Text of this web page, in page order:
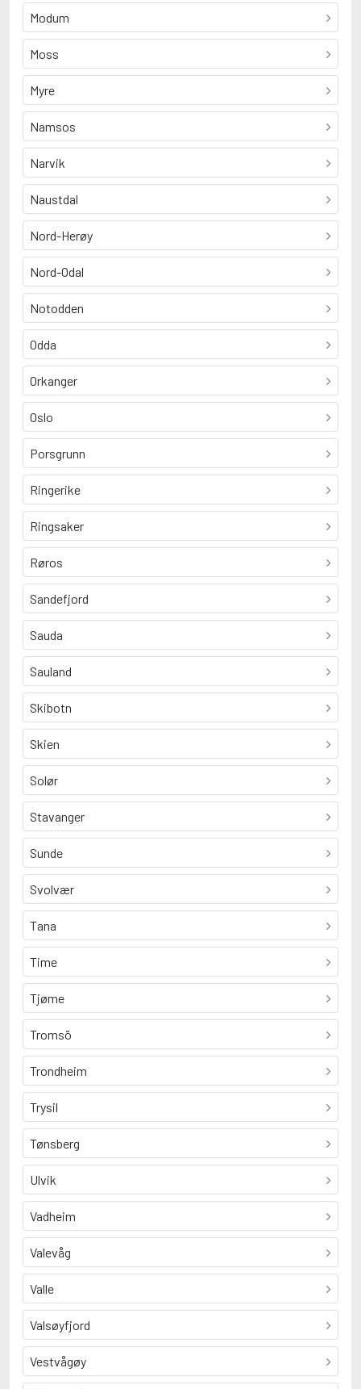
Modum
Moss
Myre
Namsos
Narvik
Naustdal
Nord-Herøy
Nord-Odal
Notodden
Odda
Orkanger
Oslo
Porsgrunn
Ringerike
Ringsaker
Røros
Sandefjord
Sauda
Sauland
Skibotn
Skien
Solør
Stavanger
Sunde
Svolvær
Tana
Time
Tjøme
Tromsö
Trondheim
Trysil
Tønsberg
Ulvik
Vadheim
Valevåg
Valle
Valsøyfjord
Vestvågøy